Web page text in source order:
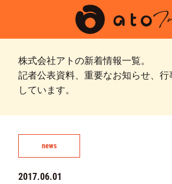
株式会社アトの新着情報一覧。
記者公表資料、重要なお知らせ、
しています。
news
2017.06.01